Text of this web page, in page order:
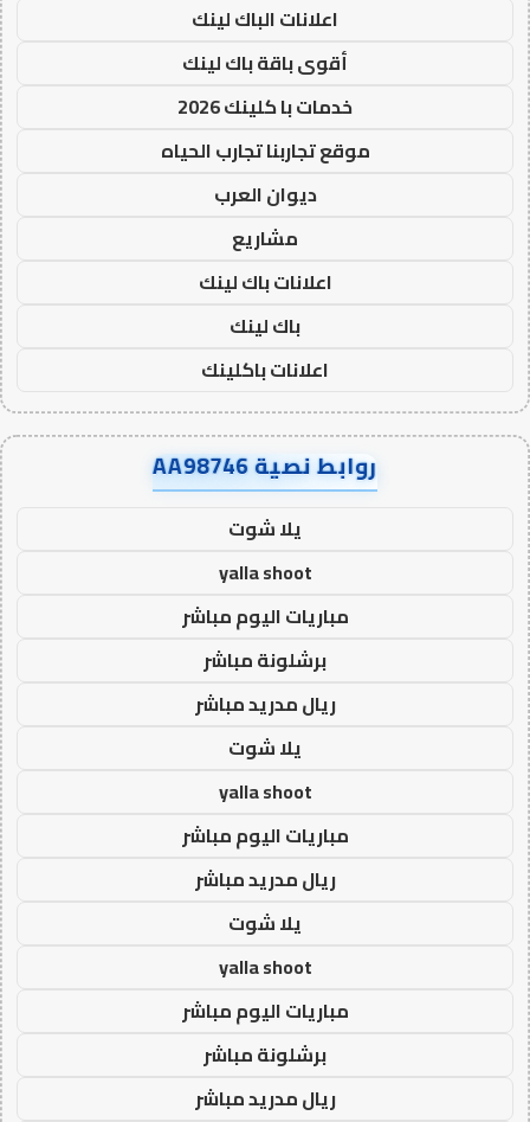
اعلانات الباك لينك
أقوى باقة باك لينك
خدمات با كلينك 2026
موقع تجاربنا تجارب الحياه
ديوان العرب
مشاريع
اعلانات باك لينك
باك لينك
اعلانات باكلينك
روابط نصية AA98746
يلا شوت
yalla shoot
مباريات اليوم مباشر
برشلونة مباشر
ريال مدريد مباشر
يلا شوت
yalla shoot
مباريات اليوم مباشر
ريال مدريد مباشر
يلا شوت
yalla shoot
مباريات اليوم مباشر
برشلونة مباشر
ريال مدريد مباشر